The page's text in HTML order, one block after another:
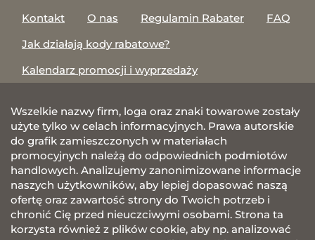
Kontakt
O nas Regulamin Rabater
FAQ
Jak działają kody rabatowe?
Kalendarz promocji i wyprzedaży
Wszelkie nazwy firm, loga oraz znaki towarowe zostały
użyte tylko w celach informacyjnych. Prawa autorskie
do grafik zamieszczonych w materiałach
promocyjnych należą do odpowiednich podmiotów
handlowych. Analizujemy zanonimizowane informacje
naszych użytkowników, aby lepiej dopasować naszą
ofertę oraz zawartość strony do Twoich potrzeb i
chronić Cię przed nieuczciwymi osobami. Strona ta
korzysta również z plików cookie, aby np. analizować